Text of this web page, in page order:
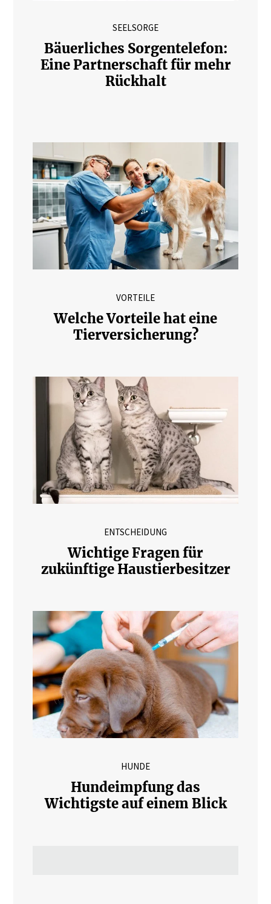
SEELSORGE
Bäuerliches Sorgentelefon:
Eine Partnerschaft für mehr
Rückhalt
VORTEILE
Welche Vorteile hat eine
Tierversicherung?
ENTSCHEIDUNG
Wichtige Fragen für
zukünftige Haustierbesitzer
HUNDE
Hundeimpfung das
Wichtigste auf einem Blick